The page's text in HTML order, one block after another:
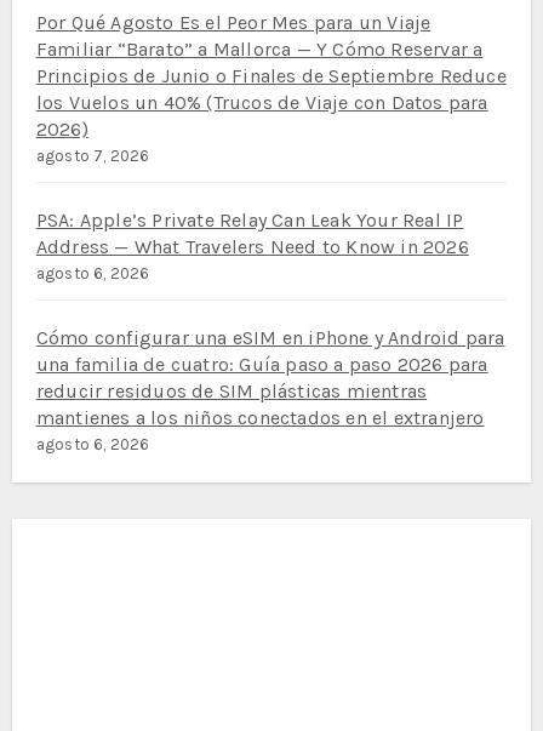
Por Qué Agosto Es el Peor Mes para un Viaje
Familiar “Barato” a Mallorca — Y Cómo Reservar a
Principios de Junio o Finales de Septiembre Reduce
los Vuelos un 40% (Trucos de Viaje con Datos para
2026)
agosto 7, 2026
PSA: Apple’s Private Relay Can Leak Your Real IP
Address — What Travelers Need to Know in 2026
agosto 6, 2026
Cómo configurar una eSIM en iPhone y Android para
una familia de cuatro: Guía paso a paso 2026 para
reducir residuos de SIM plásticas mientras
mantienes a los niños conectados en el extranjero
agosto 6, 2026